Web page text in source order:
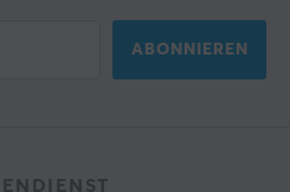
ABONNIEREN